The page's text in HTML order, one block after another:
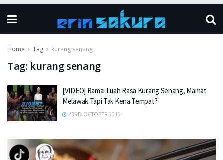
Home Tag kurang senang
Tag: kurang senang
[VIDEO] Ramai Luah Rasa Kurang Senang, Mamat
Melawak Tapi Tak Kena Tempat?
23RD OCTOBER 2019